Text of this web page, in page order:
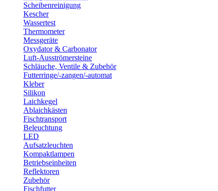
Scheibenreinigung
Kescher
Wassertest
Thermometer
Messgeräte
Oxydator & Carbonator
Luft-Ausströmersteine
Schläuche, Ventile & Zubehör
Futterringe/-zangen/-automat
Kleber
Silikon
Laichkegel
Ablaichkästen
Fischtransport
Beleuchtung
LED
Aufsatzleuchten
Kompaktlampen
Betriebseinheiten
Reflektoren
Zubehör
Fischfutter